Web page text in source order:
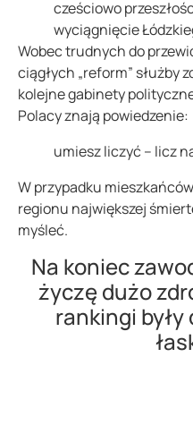
cześciowo
wyciągnięcie
Wobec trudnych do
ciągłych „reform” służby
kolejne gabinety
Polacy znają powiedzenie:
umiesz liczyć – licz
W przypadku
regionu największej
myśleć.
Na koniec
życzę dużo
rankingi